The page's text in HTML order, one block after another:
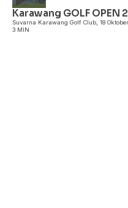
Karawang GOLF OPEN
Suvarna Karawang Golf Club, 18
3 MIN